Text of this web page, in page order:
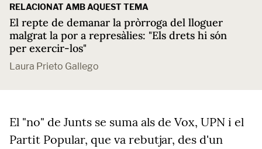
RELACIONAT AMB AQUEST TEMA
El repte de demanar la pròrroga del lloguer
malgrat la por a represàlies: "Els drets hi són
per exercir-los"
Laura Prieto Gallego
El "no" de Junts se suma als de Vox, UPN i el
Partit Popular, que va rebutjar, des d'un